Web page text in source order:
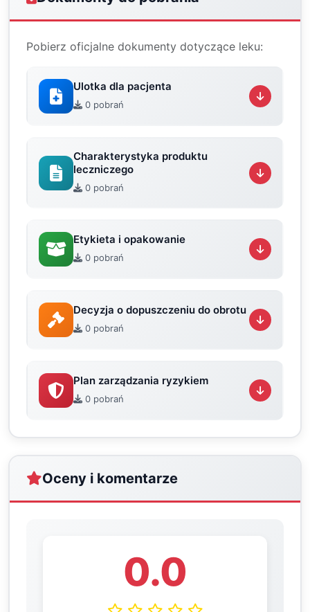
Pobierz oficjalne dokumenty dotyczące leku:
Ulotka dla pacjenta
0 pobrań
Charakterystyka produktu
leczniczego
0 pobrań
Etykieta i opakowanie
0 pobrań
Decyzja o dopuszczeniu do obrotu
0 pobrań
Plan zarządzania ryzykiem
0 pobrań
Oceny i komentarze
0.0